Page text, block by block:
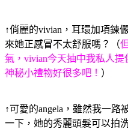
↑俏麗的vivian，耳環加項鍊
來她正感冒不太舒服嗎？
（
氣，vivian今天抽中我私人
神秘小禮物好很多吧！ ）
↑可愛的angela，雖然我一
一下，她的秀麗頭髮可以拍